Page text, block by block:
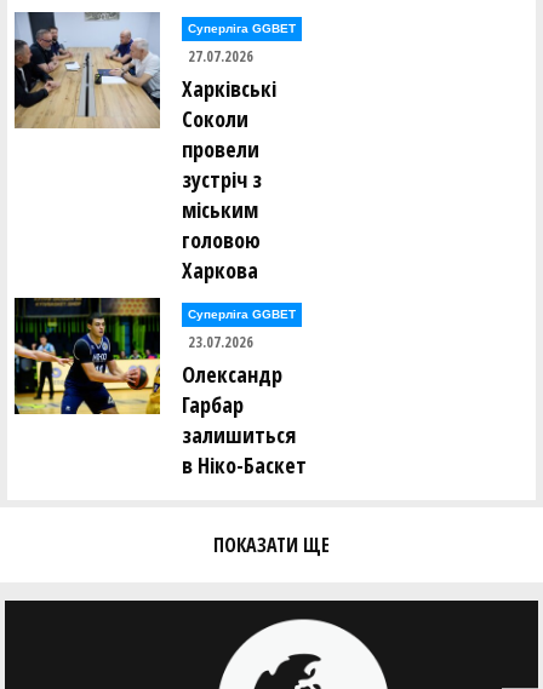
Максим Суслов ()
Едуард Тельчаров ()
Олексій Тимощук ()
Сергій Тисленко ()
Андрій Тихонов ()
Олександр Тюрін ()
Анастасія Усова ()
Ірина Фамаре ()
Олександр Федоренко ()
Сергій Федорів ()
Андрій Федорченко ()
Андрій Фоменко ()
Суперліга GGBET
27.07.2026
Харківські
Соколи
провели
зустріч з
міським
головою
Харкова
Суперліга GGBET
23.07.2026
Олександр
Гарбар
залишиться
в Ніко-Баскет
ПОКАЗАТИ ЩЕ